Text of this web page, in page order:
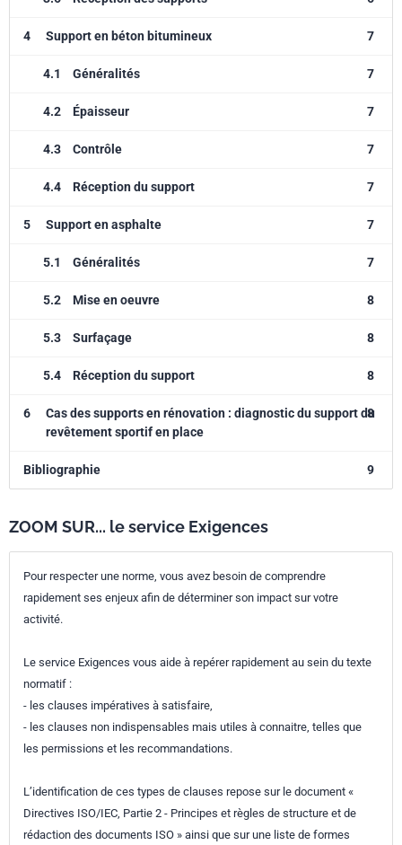
4 Support en béton bitumineux 7
4.1 Généralités 7
4.2 Épaisseur 7
4.3 Contrôle 7
4.4 Réception du support 7
5 Support en asphalte 7
5.1 Généralités 7
5.2 Mise en oeuvre 8
5.3 Surfaçage 8
5.4 Réception du support 8
6
Cas des supports en rénovation : diagnostic du support du
revêtement sportif en place
8
Bibliographie 9
ZOOM SUR... le service Exigences
Pour respecter une norme, vous avez besoin de comprendre
rapidement ses enjeux afin de déterminer son impact sur votre
activité.
Le service Exigences vous aide à repérer rapidement au sein du texte
normatif :
- les clauses impératives à satisfaire,
- les clauses non indispensables mais utiles à connaitre, telles que
les permissions et les recommandations.
L’identification de ces types de clauses repose sur le document «
Directives ISO/IEC, Partie 2 - Principes et règles de structure et de
rédaction des documents ISO » ainsi que sur une liste de formes